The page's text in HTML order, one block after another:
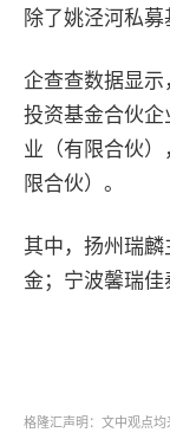
除了姚泾河私
企查查数据显
投资基金合伙
业（有限合伙
限合伙）。
其中，扬州瑞
金；宁波馨瑞佳
格隆汇声明：文中观点